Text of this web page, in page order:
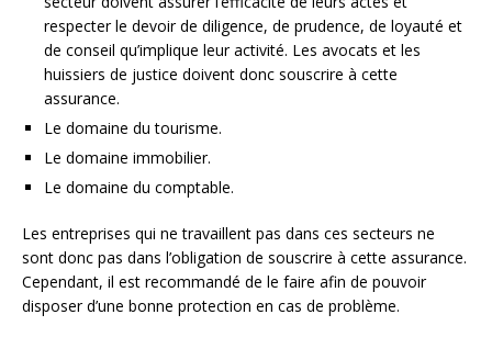
respecter le devoir de diligence, de prudence, de loyauté et
de conseil qu’implique leur activité. Les avocats et les
huissiers de justice doivent donc souscrire à cette
assurance.
Le domaine du tourisme.
Le domaine immobilier.
Le domaine du comptable.
Les entreprises qui ne travaillent pas dans ces secteurs ne
sont donc pas dans l’obligation de souscrire à cette assurance.
Cependant, il est recommandé de le faire afin de pouvoir
disposer d’une bonne protection en cas de problème.